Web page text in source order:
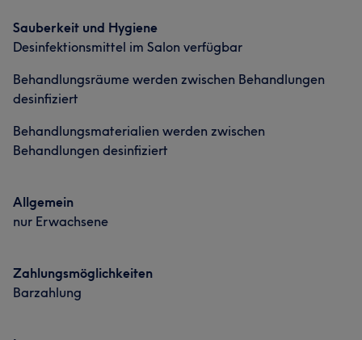
Professionell 5
Sauberkeit und Hygiene
Desinfektionsmittel im Salon verfügbar
Behandlungsräume werden zwischen Behandlungen
desinfiziert
Behandlungsmaterialien werden zwischen
Behandlungen desinfiziert
Allgemein
nur Erwachsene
Zahlungsmöglichkeiten
Barzahlung